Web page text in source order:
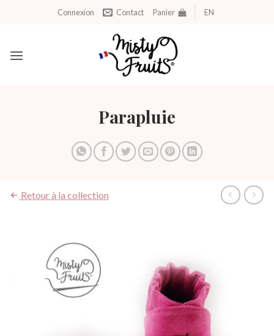
Connexion Contact Panier EN
Parapluie
Retour à la collection